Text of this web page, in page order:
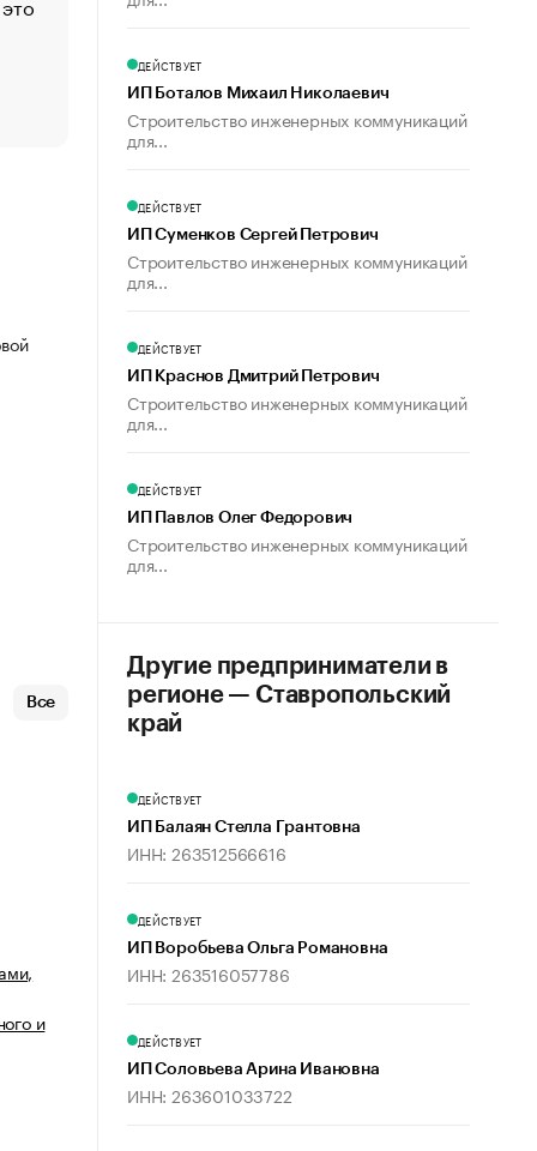
Что обвинения против Павла Дурова значат для
пользователей
Все
и
ДЕЙСТВУЕТ
ИП Боталов Михаил Николаевич
Строительство инженерных коммуникаций
для...
ДЕЙСТВУЕТ
ИП Суменков Сергей Петрович
Строительство инженерных коммуникаций
для...
ДЕЙСТВУЕТ
ИП Краснов Дмитрий Петрович
Строительство инженерных коммуникаций
для...
ДЕЙСТВУЕТ
ИП Павлов Олег Федорович
Строительство инженерных коммуникаций
для...
Другие предприниматели в
регионе — Ставропольский
край
ДЕЙСТВУЕТ
ИП Балаян Стелла Грантовна
ИНН: 263512566616
ДЕЙСТВУЕТ
ИП Воробьева Ольга Романовна
ИНН: 263516057786
ДЕЙСТВУЕТ
ИП Соловьева Арина Ивановна
ИНН: 263601033722